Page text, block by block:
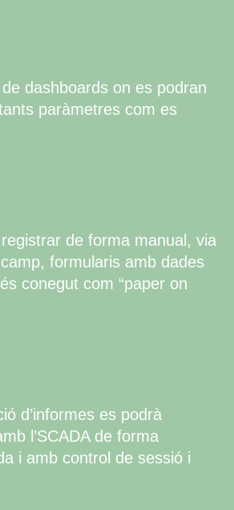
dashboards on es podran
paràmetres com es
de forma manual, via
formularis amb dades
conegut com “paper on
d’informes es podrà
l’SCADA de forma
i amb control de sessió i